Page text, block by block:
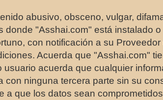
abusivo, obsceno, vulgar,
donde "Asshai.com" está instalado
con notificación a su
Acuerda que "Asshai.com"
usuario acuerda que cualquier
con ninguna tercera parte sin su
a que los datos sean